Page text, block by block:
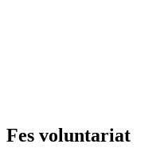
Fes voluntariat